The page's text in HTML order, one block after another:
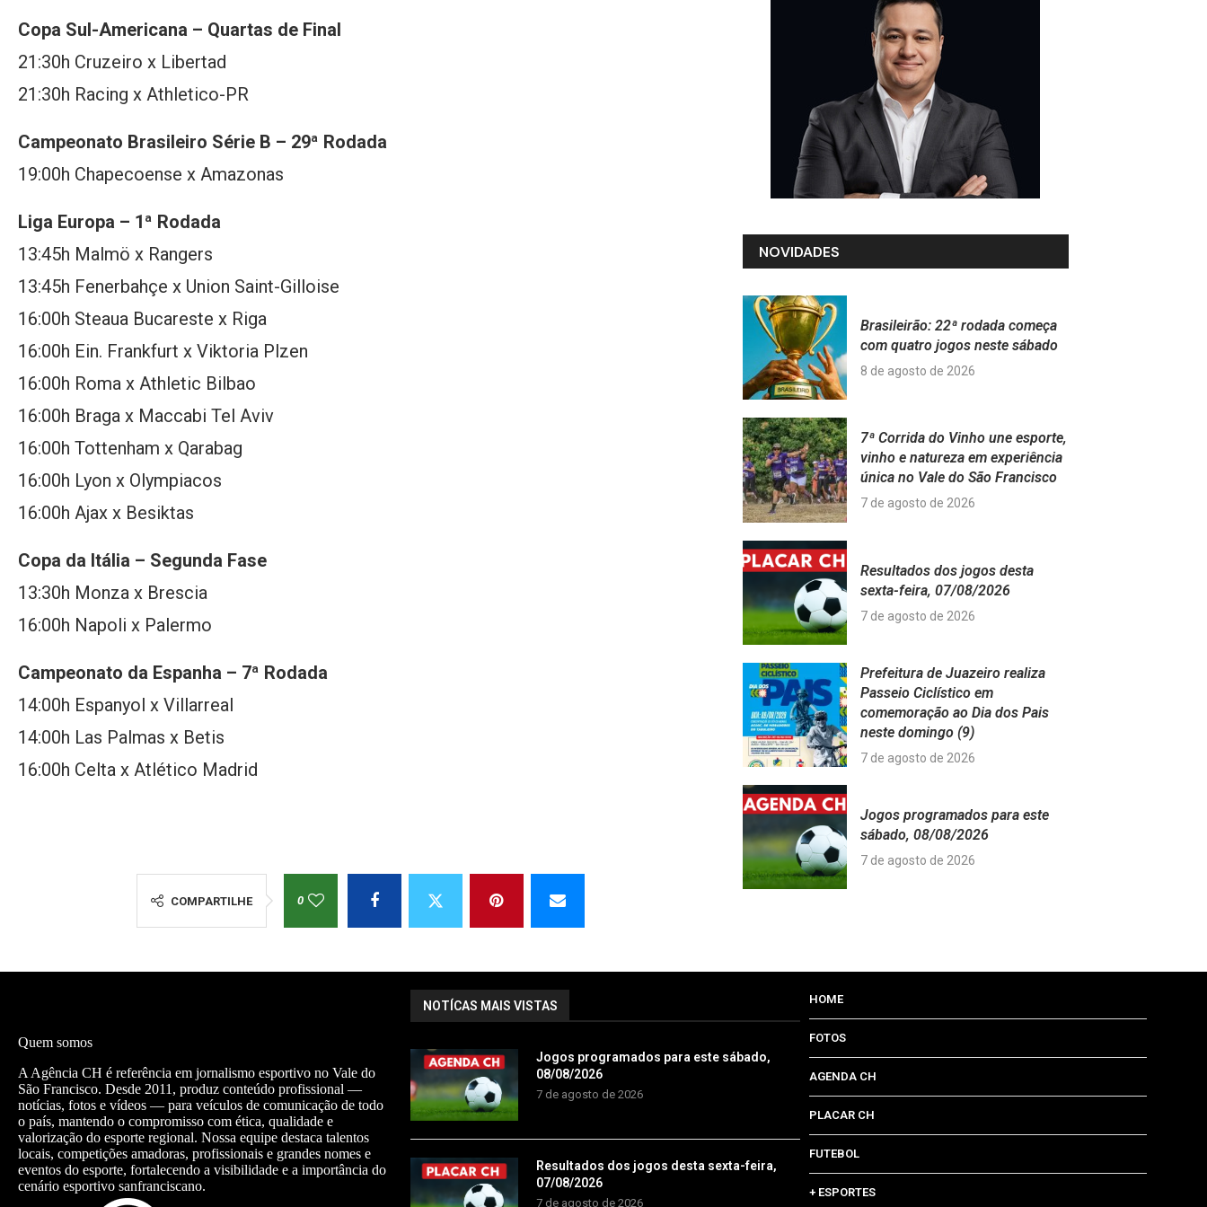
Copa Sul-Americana – Quartas de Final
21:30h Cruzeiro x Libertad
21:30h Racing x Athletico-PR
Campeonato Brasileiro Série B – 29ª Rodada
19:00h Chapecoense x Amazonas
Liga Europa – 1ª Rodada
13:45h Malmö x Rangers
13:45h Fenerbahçe x Union Saint-Gilloise
16:00h Steaua Bucareste x Riga
16:00h Ein. Frankfurt x Viktoria Plzen
16:00h Roma x Athletic Bilbao
16:00h Braga x Maccabi Tel Aviv
16:00h Tottenham x Qarabag
16:00h Lyon x Olympiacos
16:00h Ajax x Besiktas
Copa da Itália – Segunda Fase
13:30h Monza x Brescia
16:00h Napoli x Palermo
Campeonato da Espanha – 7ª Rodada
14:00h Espanyol x Villarreal
14:00h Las Palmas x Betis
16:00h Celta x Atlético Madrid
COMPARTILHE 0
NOVIDADES
Brasileirão: 22ª rodada começa
com quatro jogos neste sábado
8 de agosto de 2026
7ª Corrida do Vinho une esporte,
vinho e natureza em experiência
única no Vale do São Francisco
7 de agosto de 2026
Resultados dos jogos desta
sexta-feira, 07/08/2026
7 de agosto de 2026
Prefeitura de Juazeiro realiza
Passeio Ciclístico em
comemoração ao Dia dos Pais
neste domingo (9)
7 de agosto de 2026
Jogos programados para este
sábado, 08/08/2026
7 de agosto de 2026
Quem somos
A Agência CH é referência em jornalismo esportivo no Vale do
São Francisco. Desde 2011, produz conteúdo profissional —
notícias, fotos e vídeos — para veículos de comunicação de todo
o país, mantendo o compromisso com ética, qualidade e
valorização do esporte regional. Nossa equipe destaca talentos
locais, competições amadoras, profissionais e grandes nomes e
eventos do esporte, fortalecendo a visibilidade e a importância do
cenário esportivo sanfranciscano.
NOTÍCAS MAIS VISTAS
Jogos programados para este sábado,
08/08/2026
7 de agosto de 2026
Resultados dos jogos desta sexta-feira,
07/08/2026
7 de agosto de 2026
HOME
FOTOS
AGENDA CH
PLACAR CH
FUTEBOL
+ ESPORTES